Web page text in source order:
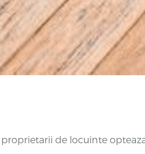
de locuinte